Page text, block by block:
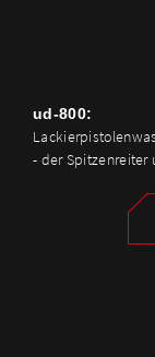
ud-800:
- der Spitzenreiter